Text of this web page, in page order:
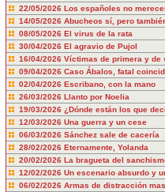
22/05/2026 Los españoles no
14/05/2026 Abucheos sí, pero
08/05/2026 El virus de la rata
30/04/2026 El agravio de Pujol
16/04/2026 Víctimas de primera y de
09/04/2026 Caso Ábalos, fatal
02/04/2026 Escribano, con la mano
26/03/2026 Llanto por Noelia
19/03/2026 ¿Dónde están los que
12/03/2026 Una guerra y un cese
06/03/2026 Sánchez sale de cacería
28/02/2026 Eternamente, Yolanda
20/02/2026 La bragueta del
12/02/2026 Un escenario absurdo y
06/02/2026 Armas de distracción